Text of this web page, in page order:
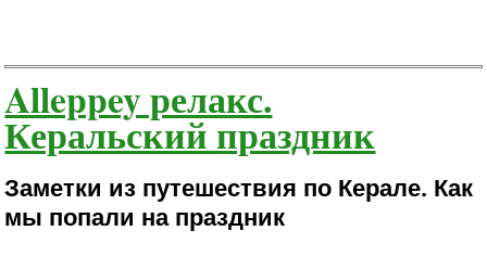
Alleppey релакс.
Керальский праздник
Заметки из путешествия по Керале. Как
мы попали на праздник